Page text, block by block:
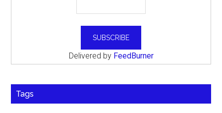
Delivered by FeedBurner
Tags